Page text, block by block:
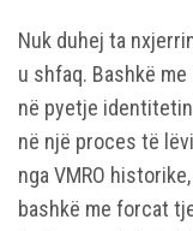
Nuk duhej ta
u shfaq. Bashkë
në pyetje
në një proces të
nga VMRO
bashkë me forcat